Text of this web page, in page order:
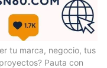
tu marca, negocio, tus
Pauta con